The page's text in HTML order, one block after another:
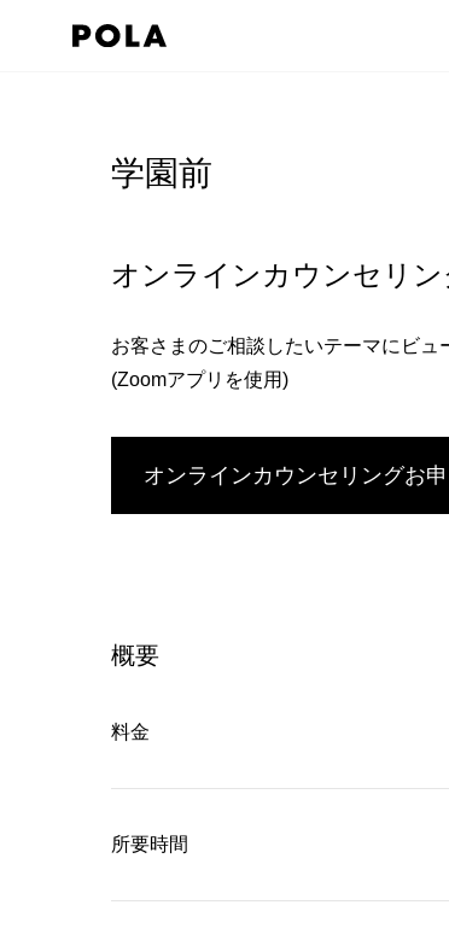
学園前
オンラインカウンセリン
お客さまのご相談したいテーマにビュ
(Zoomアプリを使用)
オンラインカウンセリングお
概要
料金
所要時間